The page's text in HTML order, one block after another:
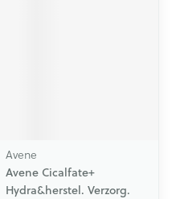
Avene
Avene Cicalfate+
Hydra&herstel. Verzorg.